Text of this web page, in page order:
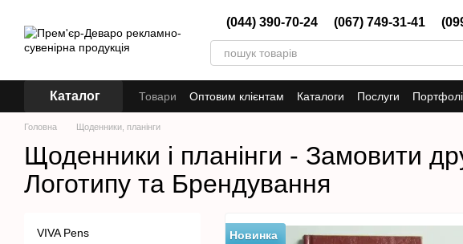
(044) 390-70-24 (067) 749-31-41
Каталог Товари Оптовим клієнтам Каталоги Послуги
Головна Щоденники, планінги
Щоденники і планінги - Замовити
Логотипу та Брендування
Новинка
VIVA Pens